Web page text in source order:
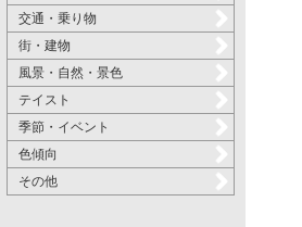
交通・乗り物
街・建物
風景・自然・景色
テイスト
季節・イベント
色傾向
その他